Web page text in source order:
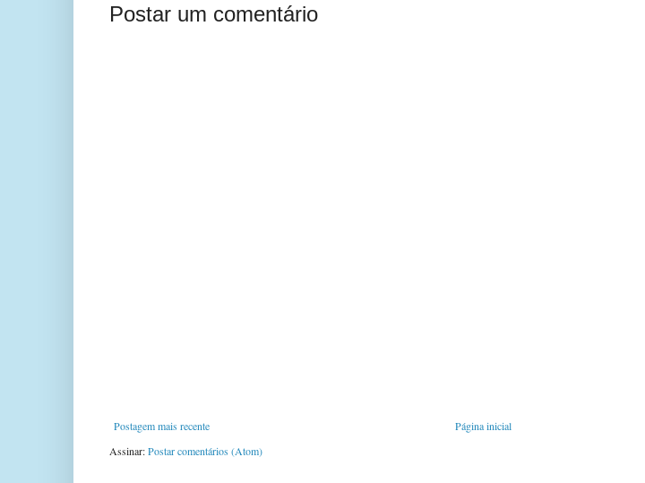
Postar um comentário
Postagem mais recente
Página inicial
Assinar:Postar comentários (Atom)